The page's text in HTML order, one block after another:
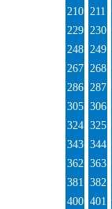
210 211
229 230
248 249
267 268
286 287
305 306
324 325
343 344
362 363
381 382
400 401